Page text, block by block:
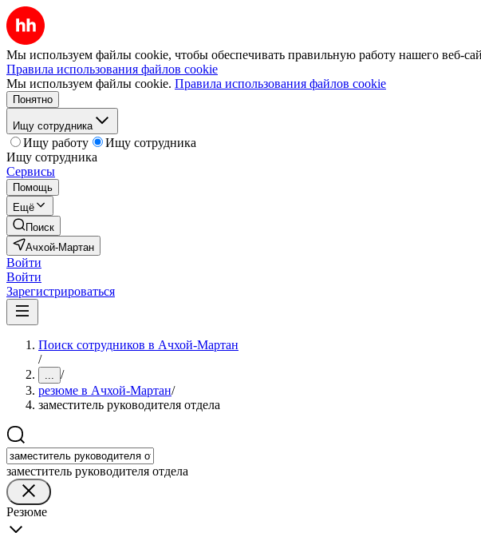
Мы используем файлы cookie, чтобы обеспечивать правильную работу нашего веб-
Правила использования файлов cookie
Мы используем файлы cookie. Правила использования файлов cookie
Понятно
Ищу сотрудника
Ищу работу
Ищу сотрудника
Ищу сотрудника
Сервисы
Помощь
Ещё
Поиск
Ачхой-Мартан
Войти
Войти
Зарегистрироваться
Поиск сотрудников в Ачхой-Мартан
/
... /
резюме в Ачхой-Мартан/
заместитель руководителя отдела
заместитель руководителя отдела
Резюме